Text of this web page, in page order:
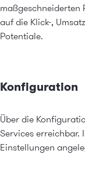
maßgeschneiderten
auf die Klick-,
Potentiale.
Konfiguration
Über die
Services erreichbar.
Einstellungen